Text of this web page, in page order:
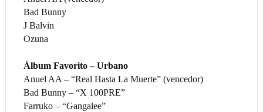
Bad Bunny
J Balvin
Ozuna
Álbum Favorito – Urbano
Anuel AA – “Real Hasta La Muerte” (vencedor)
Bad Bunny – “X 100PRE”
Farruko – “Gangalee”